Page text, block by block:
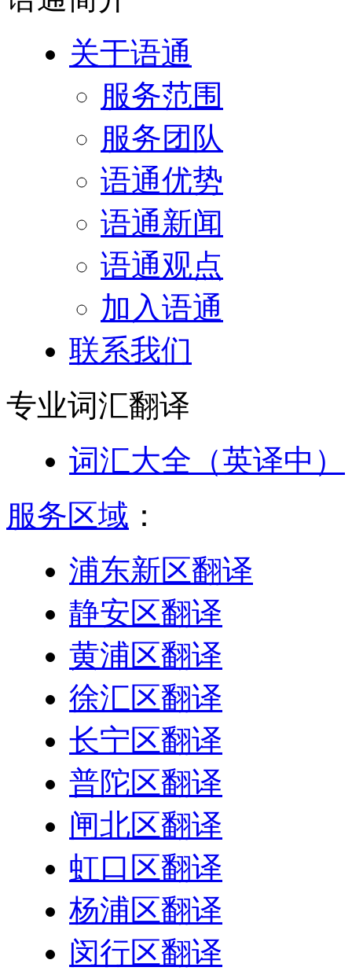
关于语通
服务范围
服务团队
语通优势
语通新闻
语通观点
加入语通
联系我们
专业词汇翻译
词汇大全（英译中）
服务区域 ：
浦东新区翻译
静安区翻译
黄浦区翻译
徐汇区翻译
长宁区翻译
普陀区翻译
闸北区翻译
虹口区翻译
杨浦区翻译
闵行区翻译